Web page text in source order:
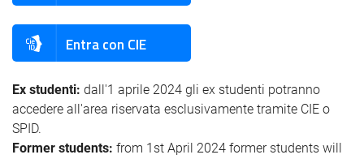
Entra con CIE
Ex studenti: dall'1 aprile 2024 gli ex studenti potranno
accedere all'area riservata esclusivamente tramite CIE o
SPID.
Former students: from 1st April 2024 former students will